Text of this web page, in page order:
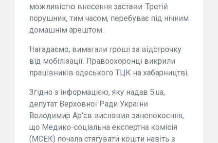
можливістю внесення застави. Третій
порушник, тим часом, перебуває під нічним
домашнім арештом.
Нагадаємо, вимагали гроші за відстрочку
від мобілізації. Правоохоронці викрили
працівників одеського ТЦК на хабарництві.
Згідно з інформацією, яку надав 5.ua,
депутат Верховної Ради України
Володимир Ар'єв висловив занепокоєння,
що Медико-соціальна експертна комісія
(МСЕК) почала стягувати кошти навіть з